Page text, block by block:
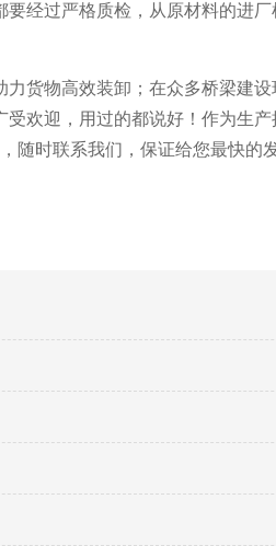
经过严格质检，从原材料的进
货物高效装卸；在众多桥梁建
欢迎，用过的都说好！作为生
随时联系我们，保证给您最快的